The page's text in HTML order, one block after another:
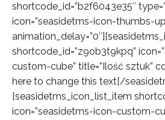
shortcode_id=”b2f6043e35″
icon=”seasidetms-icon-thumbs-
shortcode_id=”z9ob3t9kpq”
custom-cube” title=”Ilość sztuk”
here to change this text[/
[seasidetms_icon_list_item
icon=”seasidetms-icon-custom-